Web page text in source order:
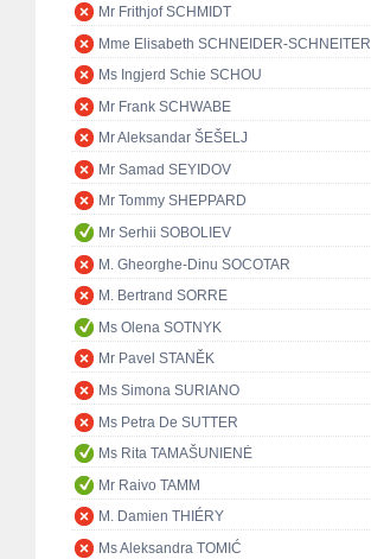
Mr Frithjof SCHMIDT
Mme Elisabeth SCHNEIDER-SCHNEITER
Ms Ingjerd Schie SCHOU
Mr Frank SCHWABE
Mr Aleksandar ŠEŠELJ
Mr Samad SEYIDOV
Mr Tommy SHEPPARD
Mr Serhii SOBOLIEV
M. Gheorghe-Dinu SOCOTAR
M. Bertrand SORRE
Ms Olena SOTNYK
Mr Pavel STANĚK
Ms Simona SURIANO
Ms Petra De SUTTER
Ms Rita TAMAŠUNIENĖ
Mr Raivo TAMM
M. Damien THIÉRY
Ms Aleksandra TOMIĆ